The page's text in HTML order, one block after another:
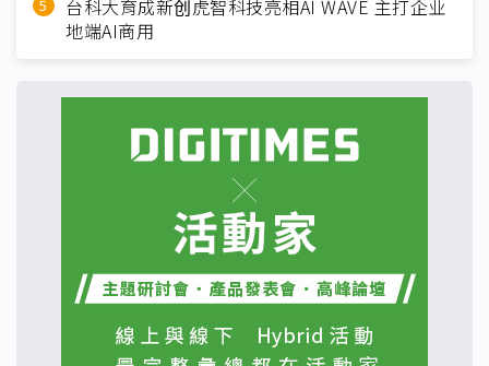
台科大育成新创虎智科技亮相AI WAVE 主打企业
地端AI商用